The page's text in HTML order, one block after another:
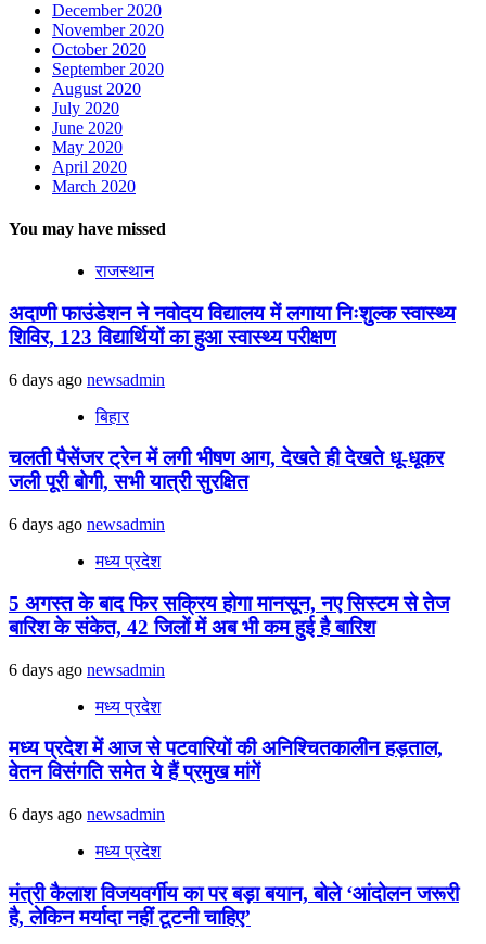
December 2020
November 2020
October 2020
September 2020
August 2020
July 2020
June 2020
May 2020
April 2020
March 2020
You may have missed
राजस्थान
अदाणी फाउंडेशन ने नवोदय विद्यालय में लगाया निःशुल्क स्वास्थ्य
शिविर, 123 विद्यार्थियों का हुआ स्वास्थ्य परीक्षण
6 days ago newsadmin
बिहार
चलती पैसेंजर ट्रेन में लगी भीषण आग, देखते ही देखते धू-धूकर
जली पूरी बोगी, सभी यात्री सुरक्षित
6 days ago newsadmin
मध्य प्रदेश
5 अगस्त के बाद फिर सक्रिय होगा मानसून, नए सिस्टम से तेज
बारिश के संकेत, 42 जिलों में अब भी कम हुई है बारिश
6 days ago newsadmin
मध्य प्रदेश
मध्य प्रदेश में आज से पटवारियों की अनिश्चितकालीन हड़ताल,
वेतन विसंगति समेत ये हैं प्रमुख मांगें
6 days ago newsadmin
मध्य प्रदेश
मंत्री कैलाश विजयवर्गीय का पर बड़ा बयान, बोले ‘आंदोलन जरूरी
है, लेकिन मर्यादा नहीं टूटनी चाहिए’